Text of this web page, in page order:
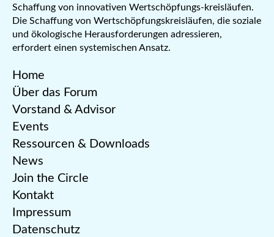
Schaffung von innovativen Wertschöpfungs-kreisläufen.
Die Schaffung von Wertschöpfungskreisläufen, die soziale
und ökologische Herausforderungen adressieren,
erfordert einen systemischen Ansatz.
Home
Über das Forum
Vorstand & Advisor
Events
Ressourcen & Downloads
News
Join the Circle
Kontakt
Impressum
Datenschutz